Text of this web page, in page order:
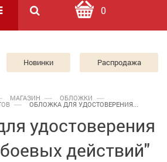
0
Новинки Распродажа
МАГАЗИН ОБЛОЖКИ
ОБЛОЖКА ДЛЯ УДОСТОВЕРЕНИЯ...
удостоверения
действий"